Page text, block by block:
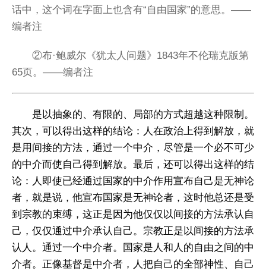
话中，这个词在字面上也含有“自由国家”的意思。——
编者注
②布·鲍威尔《犹太人问题》1843年不伦瑞克版第
65页。——编者注
是以抽象的、有限的、局部的方式超越这种限制。
其次，可以得出这样的结论：人在政治上得到解放，就
是用间接的方法，通过一个中介，尽管是一个必不可少
的中介而使自己得到解放。最后，还可以得出这样的结
论：人即使已经通过国家的中介作用宣布自己是无神论
者，就是说，他宣布国家是无神论者，这时他总还是受
到宗教的束缚，这正是因为他仅仅以间接的方法承认自
己，仅仅通过中介承认自己。宗教正是以间接的方法承
认人。通过一个中介者。国家是人和人的自由之间的中
介者。正像基督是中介者，人把自己的全部神性、自己